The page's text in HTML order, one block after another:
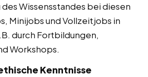
Wissensstandes bei diesen
Minijobs und Vollzeitjobs in
durch Fortbildungen,
Workshops.
Kenntnisse